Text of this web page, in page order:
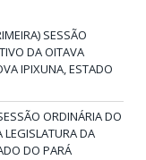
SESSÃO
DA OITAVA
IPIXUNA, ESTADO
ORDINÁRIA DO
LEGISLATURA DA
DO PARÁ